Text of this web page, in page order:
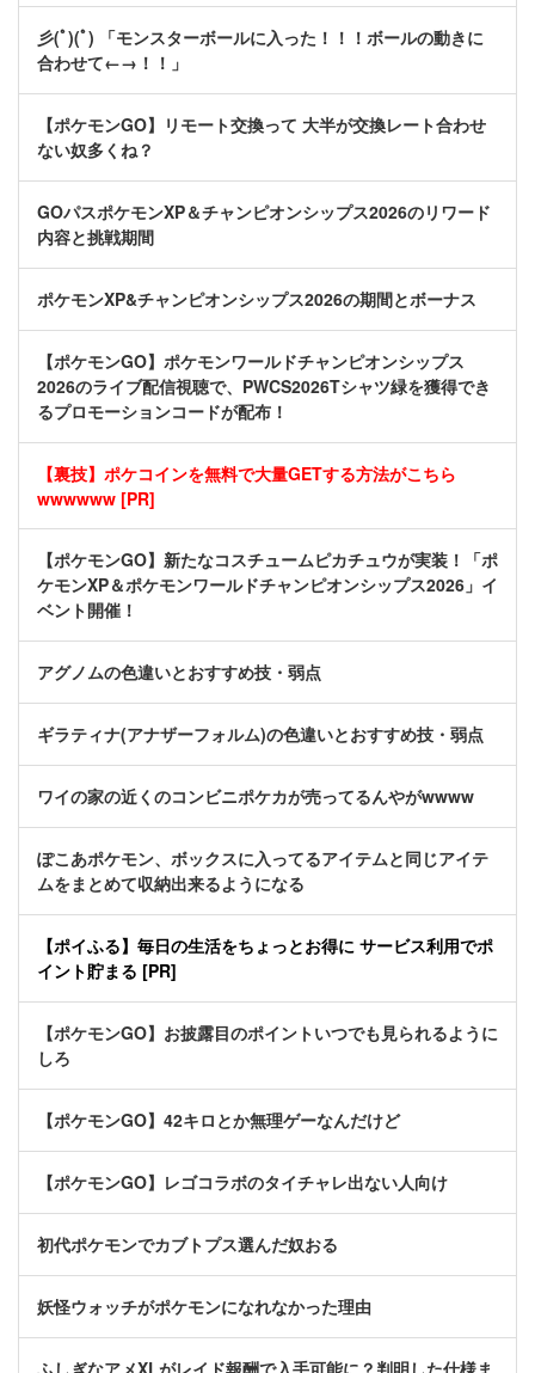
彡(ﾟ)(ﾟ) 「モンスターボールに入った！！！ボールの動きに
合わせて←→！！」
【ポケモンGO】リモート交換って 大半が交換レート合わせ
ない奴多くね？
GOパスポケモンXP＆チャンピオンシップス2026のリワード
内容と挑戦期間
ポケモンXP&チャンピオンシップス2026の期間とボーナス
【ポケモンGO】ポケモンワールドチャンピオンシップス
2026のライブ配信視聴で、PWCS2026Tシャツ緑を獲得でき
るプロモーションコードが配布！
【裏技】ポケコインを無料で大量GETする方法がこちら
wwwwww [PR]
【ポケモンGO】新たなコスチュームピカチュウが実装！「ポ
ケモンXP＆ポケモンワールドチャンピオンシップス2026」イ
ベント開催！
アグノムの色違いとおすすめ技・弱点
ギラティナ(アナザーフォルム)の色違いとおすすめ技・弱点
ワイの家の近くのコンビニポケカが売ってるんやがwwww
ぽこあポケモン、ボックスに入ってるアイテムと同じアイテ
ムをまとめて収納出来るようになる
【ポイふる】毎日の生活をちょっとお得に サービス利用でポ
イント貯まる [PR]
【ポケモンGO】お披露目のポイントいつでも見られるように
しろ
【ポケモンGO】42キロとか無理ゲーなんだけど
【ポケモンGO】レゴコラボのタイチャレ出ない人向け
初代ポケモンでカブトプス選んだ奴おる
妖怪ウォッチがポケモンになれなかった理由